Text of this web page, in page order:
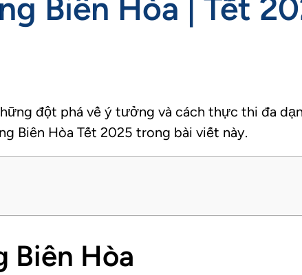
đột phá về ý tưởng và cách thực thi đa
Biên Hòa Tết 2025 trong bài viết này.
Biên Hòa